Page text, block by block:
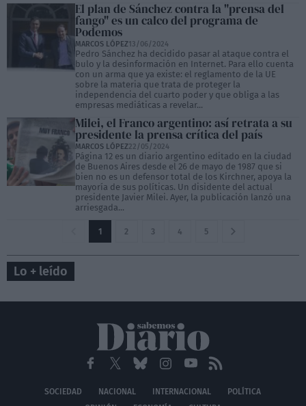
El plan de Sánchez contra la "prensa del
fango" es un calco del programa de
Podemos
MARCOS LÓPEZ13/06/2024
Pedro Sánchez ha decidido pasar al ataque contra el
bulo y la desinformación en Internet. Para ello cuenta
con un arma que ya existe: el reglamento de la UE
sobre la materia que trata de proteger la
independencia del cuarto poder y que obliga a las
empresas mediáticas a revelar...
Milei, el Franco argentino: así retrata a su
presidente la prensa crítica del país
MARCOS LÓPEZ22/05/2024
Página 12 es un diario argentino editado en la ciudad
de Buenos Aires desde el 26 de mayo de 1987 que si
bien no es un defensor total de los Kirchner, apoya la
mayoría de sus políticas. Un disidente del actual
presidente Javier Milei. Ayer, la publicación lanzó una
arriesgada...
1 2 3 4 5
Lo + leído
SOCIEDAD NACIONAL INTERNACIONAL
POLÍTICA